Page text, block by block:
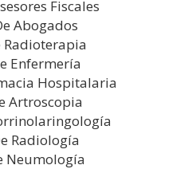
Fiscales
Abogados
Radioterapia
Enfermería
Hospitalaria
Artroscopia
Radiología
Neumología